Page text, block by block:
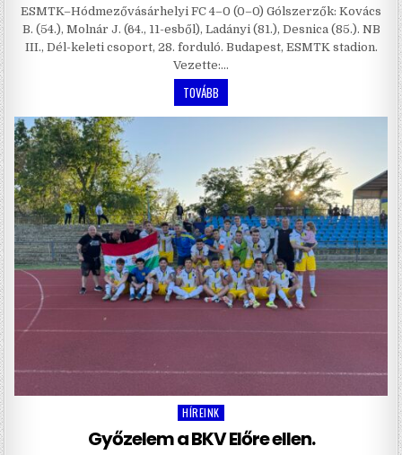
ESMTK–Hódmezővásárhelyi FC 4–0 (0–0) Gólszerzők: Kovács
B. (54.), Molnár J. (64., 11-esből), Ladányi (81.), Desnica (85.). NB
III., Dél-keleti csoport, 28. forduló. Budapest, ESMTK stadion.
Vezette:…
TOVÁBB
Posted
HÍREINK
Győzelem a BKV Előre ellen.